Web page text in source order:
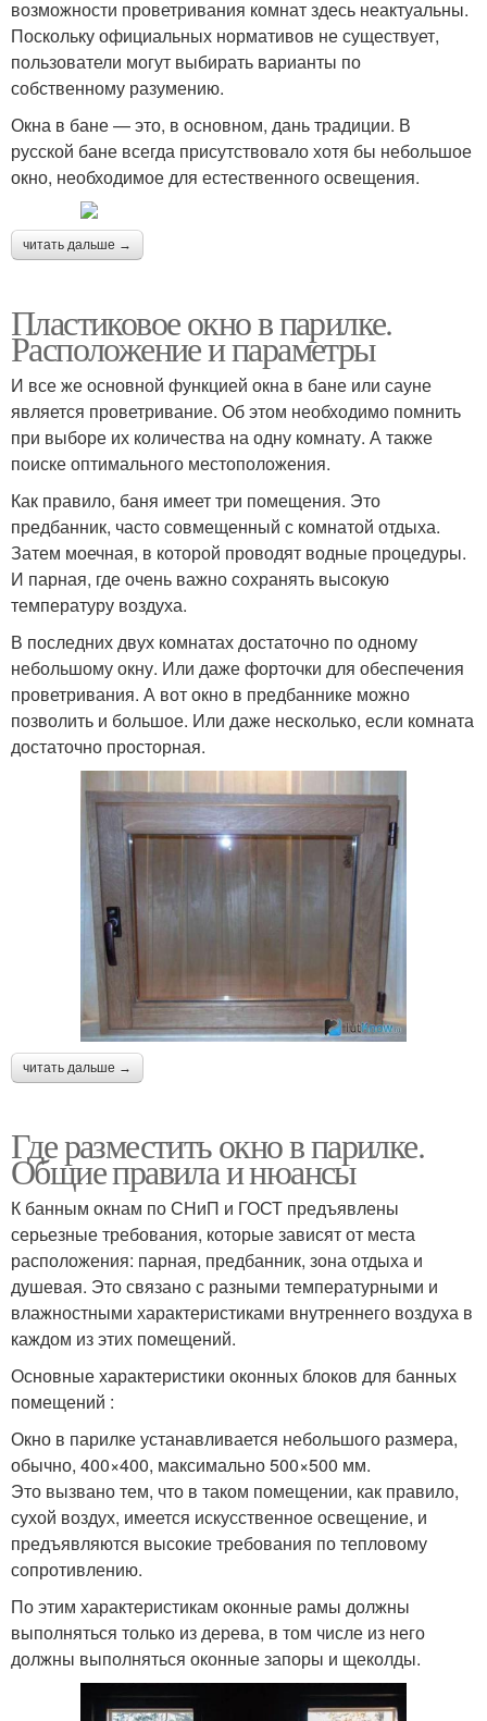
возможности проветривания комнат здесь неактуальны.
Поскольку официальных нормативов не существует,
пользователи могут выбирать варианты по
собственному разумению.
Окна в бане — это, в основном, дань традиции. В
русской бане всегда присутствовало хотя бы небольшое
окно, необходимое для естественного освещения.
читать дальше →
Пластиковое окно в парилке.
Расположение и параметры
И все же основной функцией окна в бане или сауне
является проветривание. Об этом необходимо помнить
при выборе их количества на одну комнату. А также
поиске оптимального местоположения.
Как правило, баня имеет три помещения. Это
предбанник, часто совмещенный с комнатой отдыха.
Затем моечная, в которой проводят водные процедуры.
И парная, где очень важно сохранять высокую
температуру воздуха.
В последних двух комнатах достаточно по одному
небольшому окну. Или даже форточки для обеспечения
проветривания. А вот окно в предбаннике можно
позволить и большое. Или даже несколько, если комната
достаточно просторная.
читать дальше →
Где разместить окно в парилке.
Общие правила и нюансы
К банным окнам по СНиП и ГОСТ предъявлены
серьезные требования, которые зависят от места
расположения: парная, предбанник, зона отдыха и
душевая. Это связано с разными температурными и
влажностными характеристиками внутреннего воздуха в
каждом из этих помещений.
Основные характеристики оконных блоков для банных
помещений :
Окно в парилке устанавливается небольшого размера,
обычно, 400×400, максимально 500×500 мм.
Это вызвано тем, что в таком помещении, как правило,
сухой воздух, имеется искусственное освещение, и
предъявляются высокие требования по тепловому
сопротивлению.
По этим характеристикам оконные рамы должны
выполняться только из дерева, в том числе из него
должны выполняться оконные запоры и щеколды.